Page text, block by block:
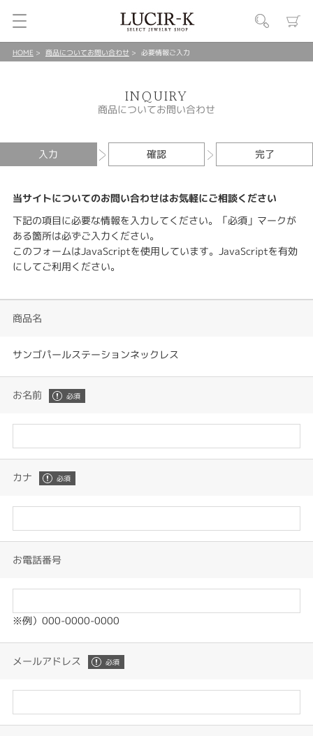
HOME 商品についてお問い合わせ 必要情報ご入力
INQUIRY
商品についてお問い合わせ
入力 確認 完了
当サイトについてのお問い合わせはお気軽にご相談ください
下記の項目に必要な情報を入力してください。「必須」マークが
ある箇所は必ずご入力ください。
このフォームはJavaScriptを使用しています。JavaScriptを有効
にしてご利用ください。
商品名
サンゴパールステーションネックレス
お名前
カナ
お電話番号
※例）000-0000-0000
メールアドレス